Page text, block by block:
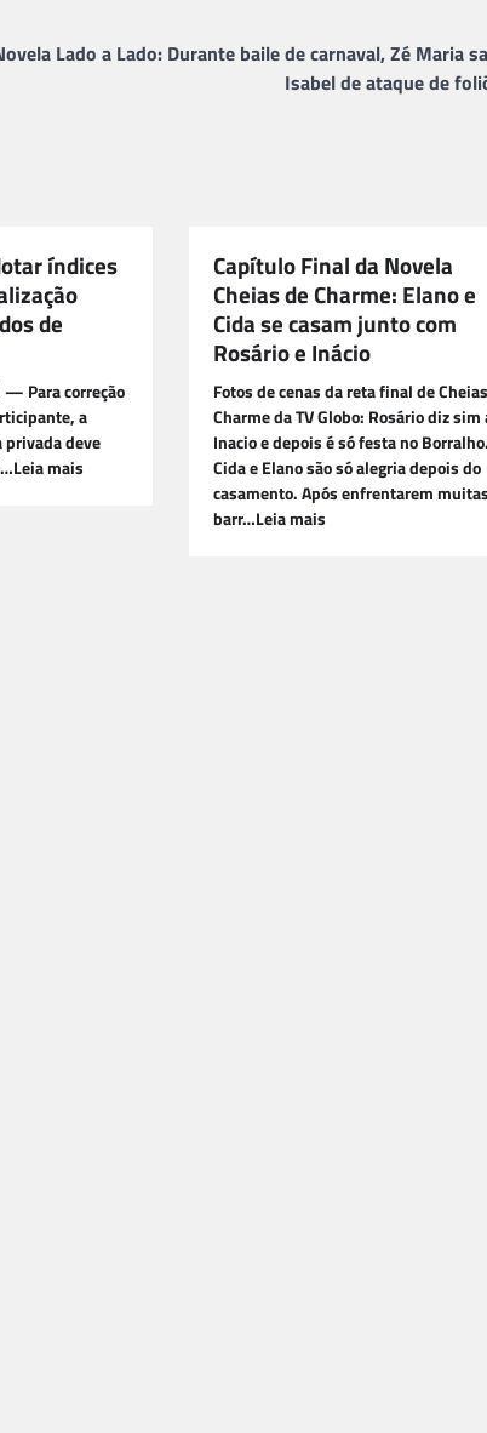
Lado a Lado: Durante baile de carnaval, Zé Maria
Isabel de ataque de
índices
de
— Para correção
a
deve
mais
Capítulo Final da Novela
Cheias de Charme: Elano e
Cida se casam junto com
Rosário e Inácio
Fotos de cenas da reta final de
Charme da TV Globo: Rosário diz sim
Inacio e depois é só festa no Borralho.
Cida e Elano são só alegria depois do
casamento. Após enfrentarem muitas
barr…Leia mais